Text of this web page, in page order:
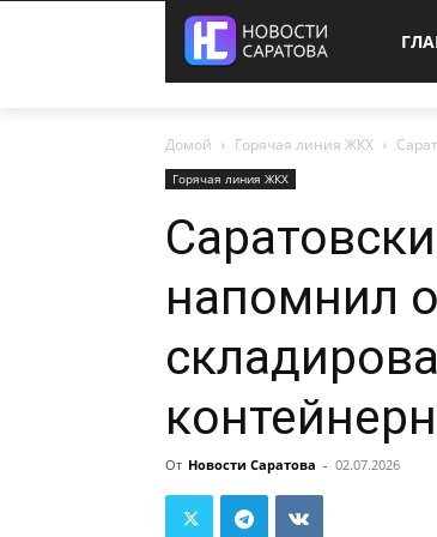
Домой Горячая линия ЖКХ
Горячая линия ЖКХ
напомнил
От Новости Саратова - 02.07.2026